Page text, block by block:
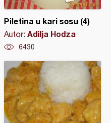
Piletina u kari sosu (4)
Autor: Adilja Hodza
6430